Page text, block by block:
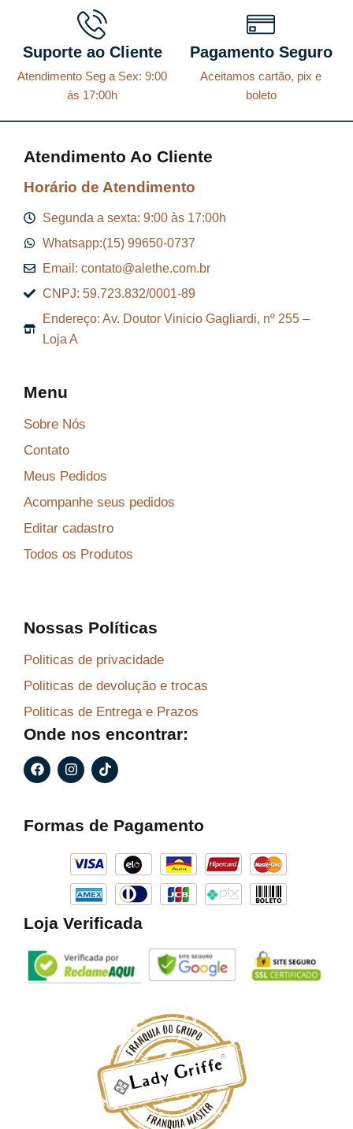
Suporte ao Cliente
Atendimento Seg a Sex: 9:00
ás 17:00h
Pagamento Seguro
Aceitamos cartão, pix e
boleto
Atendimento Ao Cliente
Horário de Atendimento
Segunda a sexta: 9:00 às 17:00h
Whatsapp:(15) 99650-0737
Email: contato@alethe.com.br
CNPJ: 59.723.832/0001-89
Endereço: Av. Doutor Vinicio Gagliardi, nº 255 –
Loja A
Menu
Sobre Nós
Contato
Meus Pedidos
Acompanhe seus pedidos
Editar cadastro
Todos os Produtos
Nossas Políticas
Politicas de privacidade
Politicas de devolução e trocas
Politicas de Entrega e Prazos
Onde nos encontrar:
F
a
c
o
I
n
s
g
a
m
T
i
k
k
Formas de Pagamento
Loja Verificada